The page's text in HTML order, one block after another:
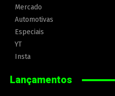
Mercado
Automotivas
Especiais
YT
Insta
Lançamentos